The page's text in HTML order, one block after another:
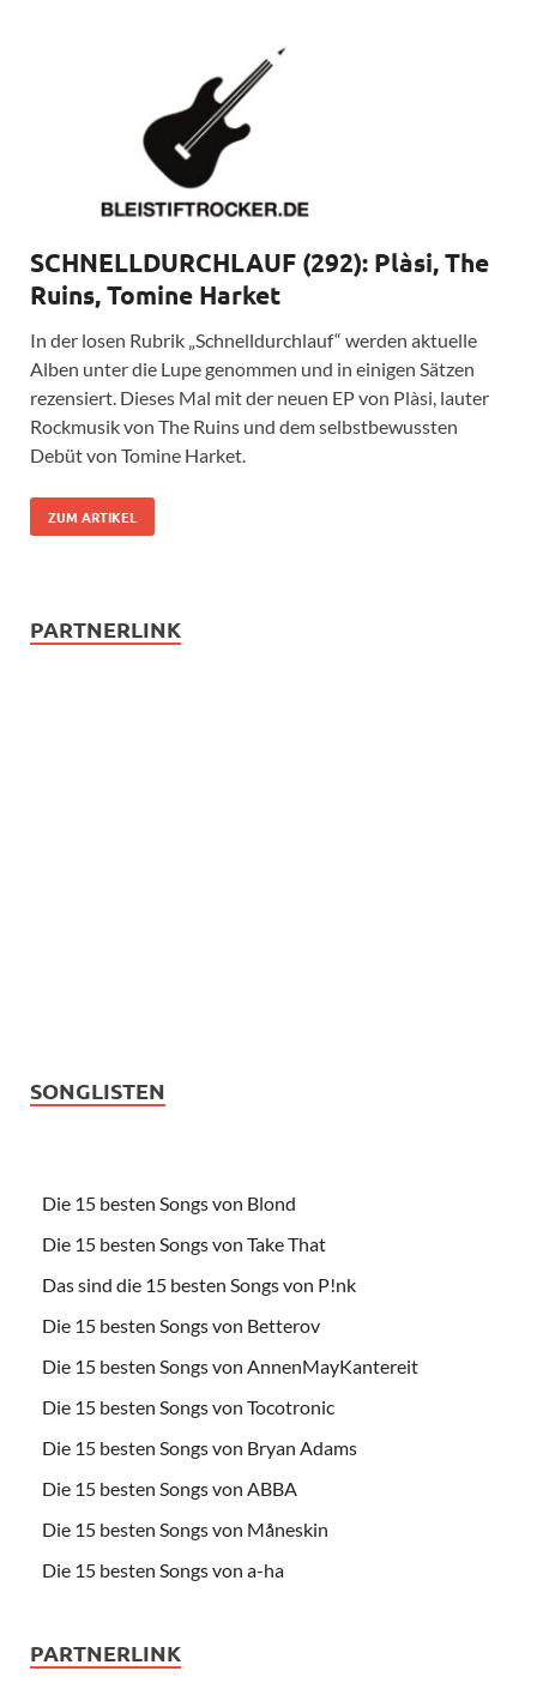
SCHNELLDURCHLAUF (292): Plàsi, The
Ruins, Tomine Harket
In der losen Rubrik „Schnelldurchlauf“ werden aktuelle
Alben unter die Lupe genommen und in einigen Sätzen
rezensiert. Dieses Mal mit der neuen EP von Plàsi, lauter
Rockmusik von The Ruins und dem selbstbewussten
Debüt von Tomine Harket.
ZUM ARTIKEL
PARTNERLINK
SONGLISTEN
Die 15 besten Songs von Blond
Die 15 besten Songs von Take That
Das sind die 15 besten Songs von P!nk
Die 15 besten Songs von Betterov
Die 15 besten Songs von AnnenMayKantereit
Die 15 besten Songs von Tocotronic
Die 15 besten Songs von Bryan Adams
Die 15 besten Songs von ABBA
Die 15 besten Songs von Måneskin
Die 15 besten Songs von a-ha
PARTNERLINK